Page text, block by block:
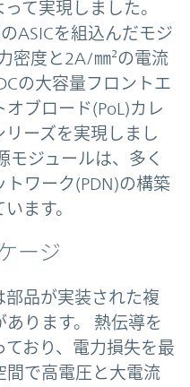
て実現しました。
ASICを組込んだモジ
密度と2A/㎜²の電流
の大容量フロントエ
ブロード(PoL)カレ
ーズを実現しまし
モジュールは、多く
ワーク(PDN)の構築
ます。
ージ
品が実装された複
ります。 熱伝導を
おり、電力損失を最
間で高電圧と大電流